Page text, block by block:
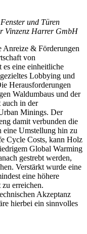
und Türen
Vinzenz Harrer GmbH
Anreize & Förderungen
von
eine einheitliche
Lobbying und
Herausforderungen
Waldumbaus und der
in der
Minings. Der
damit verbunden die
Umstellung hin zu
Cycle Costs, kann Holz
Global Warming
gestrebt werden,
Verstärkt wurde eine
eine höhere
erreichen.
Akzeptanz
hierbei ein sinnvolles